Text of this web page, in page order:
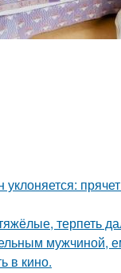
терпеть
мужчиной,
в кино.